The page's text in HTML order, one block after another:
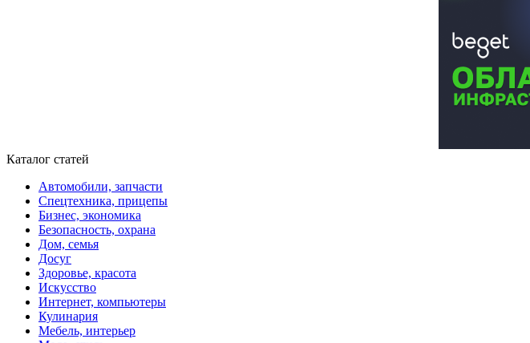
Каталог статей
Автомобили, запчасти
Спецтехника, прицепы
Бизнес, экономика
Безопасность, охрана
Дом, семья
Досуг
Здоровье, красота
Искусство
Интернет, компьютеры
Кулинария
Мебель, интерьер